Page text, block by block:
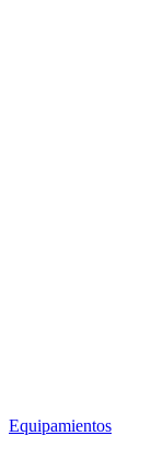
Equipamientos